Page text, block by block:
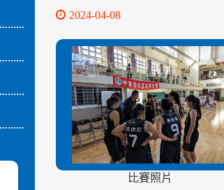
2024-04-08
比賽照片